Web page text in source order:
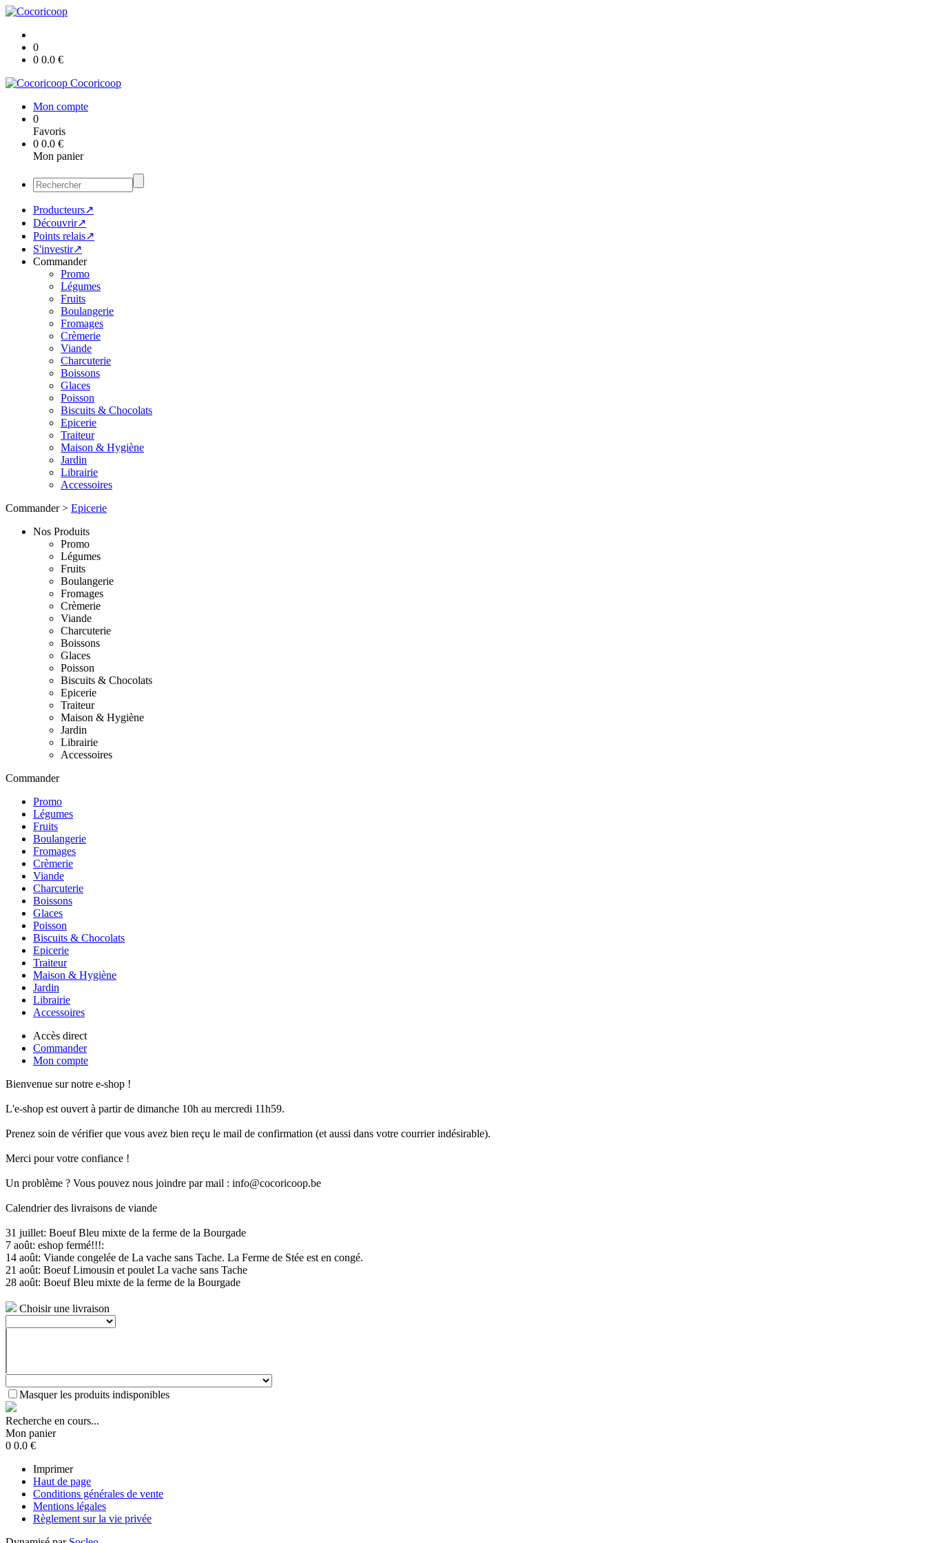
0
0 0.0 €
Cocoricoop
Mon compte
0
Favoris
0 0.0 €
Mon panier
Producteurs↗
Découvrir↗
Points relais↗
S'investir↗
Commander
Promo
Légumes
Fruits
Boulangerie
Fromages
Crèmerie
Viande
Charcuterie
Boissons
Glaces
Poisson
Biscuits & Chocolats
Epicerie
Traiteur
Maison & Hygiène
Jardin
Librairie
Accessoires
Commander> Epicerie
Nos Produits
Promo
Légumes
Fruits
Boulangerie
Fromages
Crèmerie
Viande
Charcuterie
Boissons
Glaces
Poisson
Biscuits & Chocolats
Epicerie
Traiteur
Maison & Hygiène
Jardin
Librairie
Accessoires
Commander
Promo
Légumes
Fruits
Boulangerie
Fromages
Crèmerie
Viande
Charcuterie
Boissons
Glaces
Poisson
Biscuits & Chocolats
Epicerie
Traiteur
Maison & Hygiène
Jardin
Librairie
Accessoires
Accès direct
Commander
Mon compte
Bienvenue sur notre e-shop !
L'e-shop est ouvert à partir de dimanche 10h au mercredi 11h59.
Prenez soin de vérifier que vous avez bien reçu le mail de confirmation (et aussi dans votre courrier indésirable).
Merci pour votre confiance !
Un problème ? Vous pouvez nous joindre par mail : info@cocoricoop.be
Calendrier des livraisons de viande
31 juillet: Boeuf Bleu mixte de la ferme de la Bourgade
7 août: eshop fermé!!!:
14 août: Viande congelée de La vache sans Tache. La Ferme de Stée est en congé.
21 août: Boeuf Limousin et poulet La vache sans Tache
28 août: Boeuf Bleu mixte de la ferme de la Bourgade
Choisir une livraison
Masquer les produits indisponibles
Recherche en cours...
Mon panier
0 0.0 €
Imprimer
Haut de page
Conditions générales de vente
Mentions légales
Règlement sur la vie privée